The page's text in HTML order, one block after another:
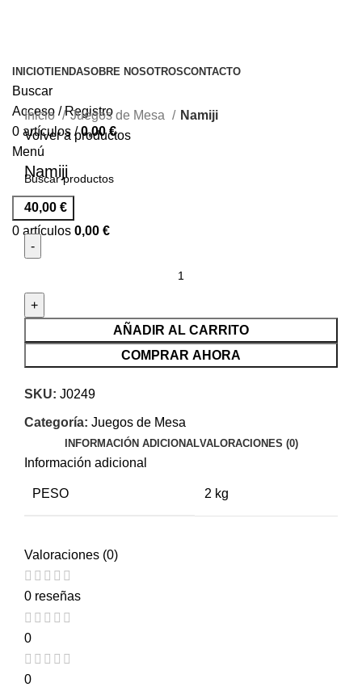
INICIOTIENDASOBRE NOSOTROSCONTACTO
Buscar
Acceso / Registro
0 artículos / 0,00€
Menú
Buscar...
0 artículos 0,00 €
Inicio Juegos de Mesa
Namiji
Volver a productos
Namiji
40,00 €
AÑADIR AL CARRITO
COMPRAR AHORA
SKU: J0249
Categoría: Juegos de Mesa
INFORMACIÓN ADICIONALVALORACIONES (0)
Información adicional
PESO 2 kg
Valoraciones (0)
0 reseñas
0
0